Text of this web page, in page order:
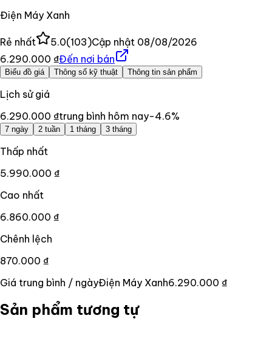
Điện Máy Xanh
Rẻ nhất 5.0(103)Cập nhật 08/08/2026
6.290.000 ₫Đến nơi bán
Biểu đồ giá Thông số kỹ thuật Thông tin sản phẩm
Lịch sử giá
6.290.000 ₫trung bình hôm nay-4.6%
7 ngày 2 tuần 1 tháng 3 tháng
Thấp nhất
5.990.000 ₫
Cao nhất
6.860.000 ₫
Chênh lệch
870.000 ₫
Giá trung bình / ngàyĐiện Máy Xanh6.290.000 ₫
Sản phẩm tương tự